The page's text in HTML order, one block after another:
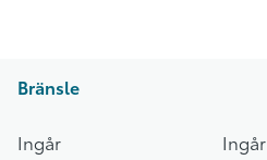
Bränsle
Ingår Ingår